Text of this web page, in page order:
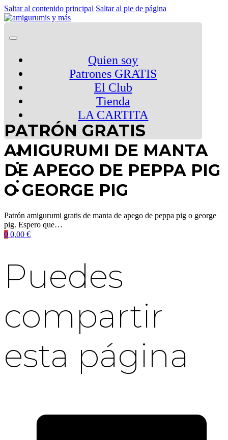
Saltar al contenido principal Saltar al pie de página
Quien soy
Patrones GRATIS
El Club
Tienda
LA CARTITA
0 0,00 €
PATRÓN GRATIS
AMIGURUMI DE MANTA
DE APEGO DE PEPPA PIG
O GEORGE PIG
Patrón amigurumi gratis de manta de apego de peppa pig o george
pig. Espero que…
Puedes
compartir
esta página